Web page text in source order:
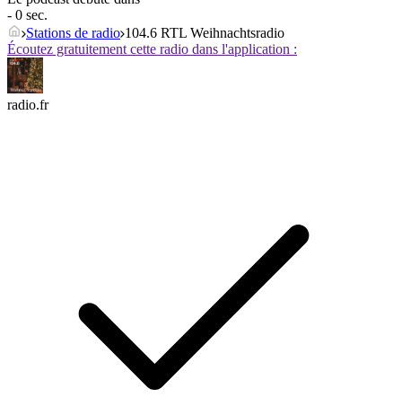
- 0 sec.
Stations de radio 104.6 RTL Weihnachtsradio
Écoutez gratuitement cette radio dans l'application :
radio.fr